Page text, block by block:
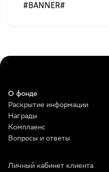
#BANNER#
О фонде
Раскрытие информации
Награды
Комплаенс
Вопросы и ответы
Личный кабинет клиента